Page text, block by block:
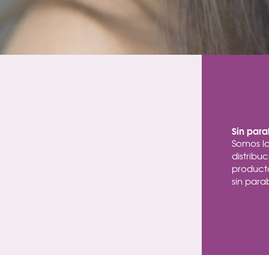
Sin
Somos
sin